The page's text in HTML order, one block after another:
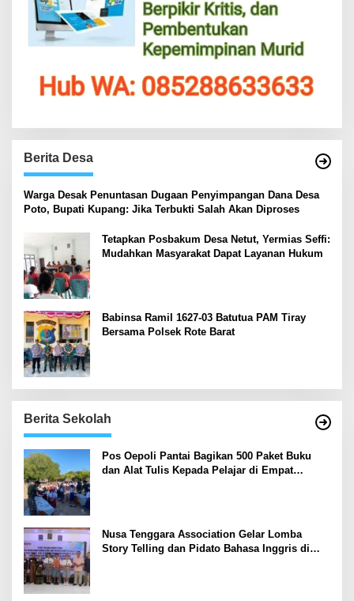
Berita Desa
‎Warga Desak Penuntasan Dugaan Penyimpangan Dana Desa
Poto, Bupati Kupang: Jika Terbukti Salah Akan Diproses
Tetapkan Posbakum Desa Netut, Yermias Seffi:
Mudahkan Masyarakat Dapat Layanan Hukum
Babinsa Ramil 1627-03 Batutua PAM Tiray
Bersama Polsek Rote Barat
Berita Sekolah
Pos Oepoli Pantai Bagikan 500 Paket Buku
dan Alat Tulis Kepada Pelajar di Empat
Nusa Tenggara Association Gelar Lomba
Story Telling dan Pidato Bahasa Inggris di